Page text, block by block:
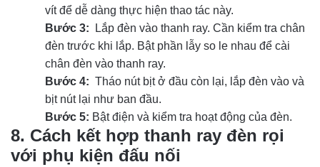
vít để dễ dàng thực hiện thao tác này.
Bước 3:
Lắp đèn vào thanh ray. Cần kiểm tra chân
đèn trước khi lắp. Bật phần lẫy so le nhau để cài
chân đèn vào thanh ray.
Bước 4: Tháo nút bịt ở đầu còn lại, lắp đèn vào và
bịt nút lại như ban đầu.
Bước 5: Bật điện và kiểm tra hoạt động của đèn.
8. Cách kết hợp thanh ray đèn rọi
với phụ kiện đấu nối